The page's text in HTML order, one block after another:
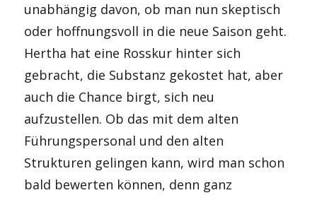
unabhängig davon, ob man nun skeptisch
oder hoffnungsvoll in die neue Saison geht.
Hertha hat eine Rosskur hinter sich
gebracht, die Substanz gekostet hat, aber
auch die Chance birgt, sich neu
aufzustellen. Ob das mit dem alten
Führungspersonal und den alten
Strukturen gelingen kann, wird man schon
bald bewerten können, denn ganz